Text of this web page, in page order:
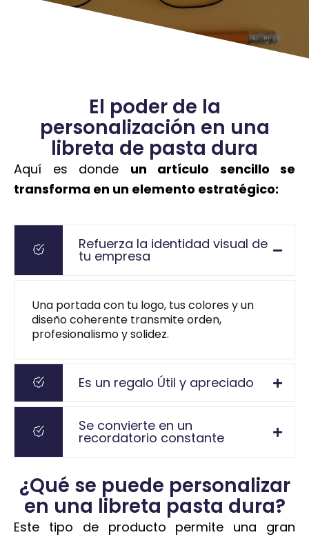
El poder de la
personalización en una
libreta de pasta dura
Aquí es donde un artículo sencillo se
transforma en un elemento estratégico:
Refuerza la identidad visual de
tu empresa
Una portada con tu logo, tus colores y un
diseño coherente transmite orden,
profesionalismo y solidez.
Es un regalo Útil y apreciado
Se convierte en un
recordatorio constante
¿Qué se puede personalizar
en una libreta pasta dura?
Este tipo de producto permite una gran